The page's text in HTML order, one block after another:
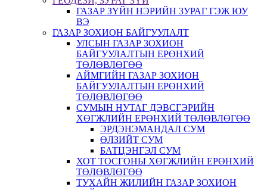
ГАЗАР ЗҮЙН НЭРИЙН ЗУРАГ ГЭЖ ЮУ
ВЭ
ГАЗАР ЗОХИОН БАЙГУУЛАЛТ
УЛСЫН ГАЗАР ЗОХИОН
БАЙГУУЛАЛТЫН ЕРӨНХИЙ
ТӨЛӨВЛӨГӨӨ
АЙМГИЙН ГАЗАР ЗОХИОН
БАЙГУУЛАЛТЫН ЕРӨНХИЙ
ТӨЛӨВЛӨГӨӨ
СУМЫН НУТАГ ДЭВСГЭРИЙН
ХӨГЖЛИЙН ЕРӨНХИЙ ТӨЛӨВЛӨГӨӨ
ЭРДЭНЭМАНДАЛ СУМ
ӨЛЗИЙТ СУМ
БАТЦЭНГЭЛ СУМ
ХОТ ТОСГОНЫ ХӨГЖЛИЙН ЕРӨНХИЙ
ТӨЛӨВЛӨГӨӨ
ТУХАЙН ЖИЛИЙН ГАЗАР ЗОХИОН